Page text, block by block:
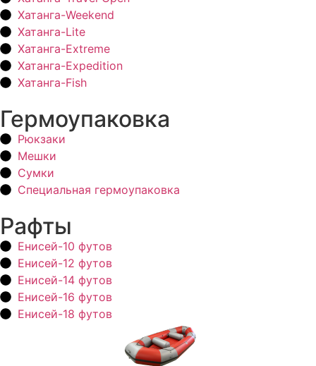
Хатанга-Weekend
Хатанга-Lite
Хатанга-Extreme
Хатанга-Expedition
Хатанга-Fish
Гермоупаковка
Рюкзаки
Мешки
Сумки
Специальная гермоупаковка
Рафты
Енисей-10 футов
Енисей-12 футов
Енисей-14 футов
Енисей-16 футов
Енисей-18 футов